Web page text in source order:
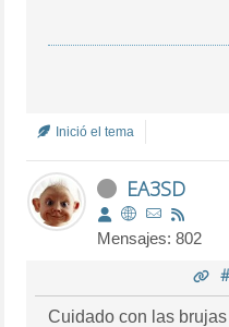
Inició el tema
EA3SD
Mensajes: 802
Cuidado con las